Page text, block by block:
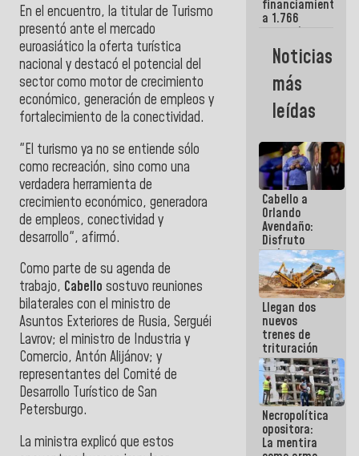
En el encuentro, la titular de Turismo
presentó ante el mercado
euroasiático la oferta turística
nacional y destacó el potencial del
sector como motor de crecimiento
económico, generación de empleos y
fortalecimiento de la conectividad.
"El turismo ya no se entiende sólo
como recreación, sino como una
verdadera herramienta de
crecimiento económico, generadora
de empleos, conectividad y
desarrollo", afirmó.
Como parte de su agenda de
trabajo, Cabello sostuvo reuniones
bilaterales con el ministro de
Asuntos Exteriores de Rusia, Serguéi
Lavrov; el ministro de Industria y
Comercio, Antón Alijánov; y
representantes del Comité de
Desarrollo Turístico de San
Petersburgo.
La ministra explicó que estos
Nacional
financiamientos
a 1.766
comerciantes
emprendedores
afectados
por
terremotos
Noticias
más
leídas
Cabello a
Orlando
Avendaño:
Disfruto
cada vez
que escribes
porque lo
que haces
es
embarrarla
Llegan dos
nuevos
trenes de
trituración
para
optimizar
manejo de
escombros
en La Guaira
Necropolítica
opositora:
La mentira